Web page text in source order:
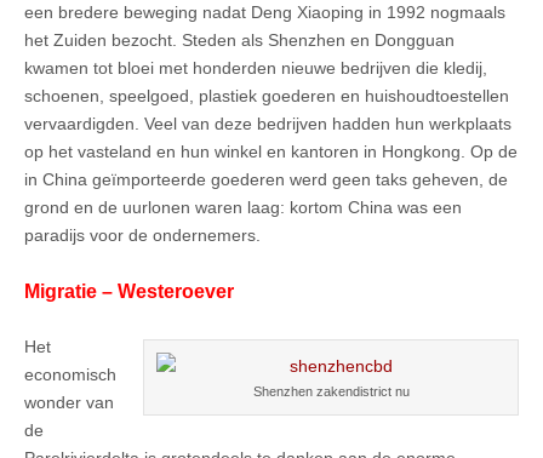
een bredere beweging nadat Deng Xiaoping in 1992 nogmaals
het Zuiden bezocht. Steden als Shenzhen en Dongguan
kwamen tot bloei met honderden nieuwe bedrijven die kledij,
schoenen, speelgoed, plastiek goederen en huishoudtoestellen
vervaardigden. Veel van deze bedrijven hadden hun werkplaats
op het vasteland en hun winkel en kantoren in Hongkong. Op de
in China geïmporteerde goederen werd geen taks geheven, de
grond en de uurlonen waren laag: kortom China was een
paradijs voor de ondernemers.
Migratie – Westeroever
Shenzhen zakendistrict nu
Het
economisch
wonder van
de